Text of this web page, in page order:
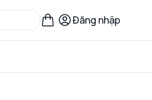
Đăng nhập